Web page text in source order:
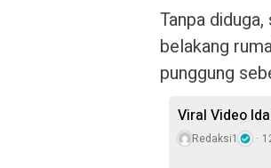
Tanpa
belakang
punggung
Viral Video
Redaksi1